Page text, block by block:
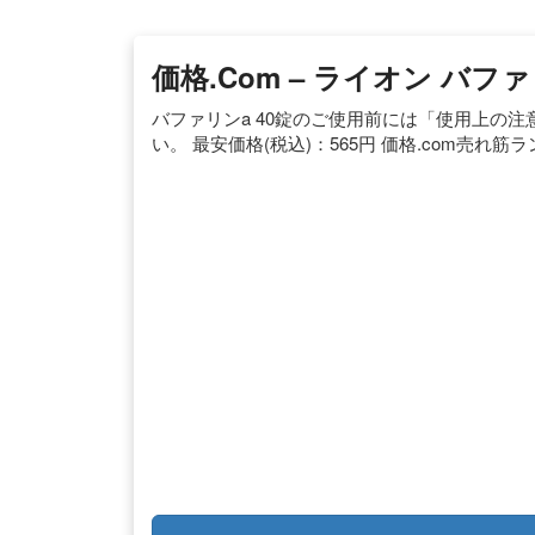
価格.com – ライオン バフ
バファリンa 40錠のご使用前には「使用上の
い。 最安価格(税込)：565円 価格.com売れ筋